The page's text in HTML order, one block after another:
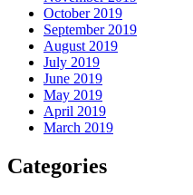
October 2019
September 2019
August 2019
July 2019
June 2019
May 2019
April 2019
March 2019
Categories